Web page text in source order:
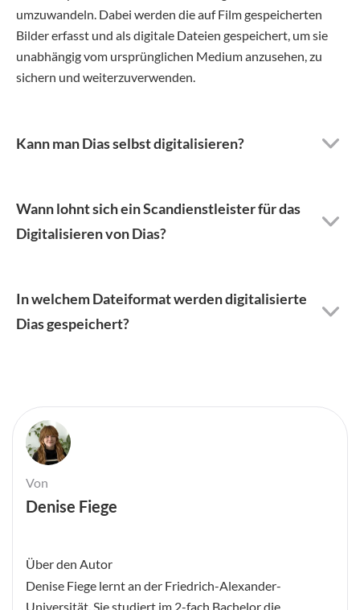
umzuwandeln. Dabei werden die auf Film gespeicherten
Bilder erfasst und als digitale Dateien gespeichert, um sie
unabhängig vom ursprünglichen Medium anzusehen, zu
sichern und weiterzuverwenden.
Kann man Dias selbst digitalisieren?
Wann lohnt sich ein Scandienstleister für das
Digitalisieren von Dias?
In welchem Dateiformat werden digitalisierte
Dias gespeichert?
Von
Denise Fiege
Über den Autor
Denise Fiege lernt an der Friedrich-Alexander-
Universität. Sie studiert im 2-fach Bachelor die